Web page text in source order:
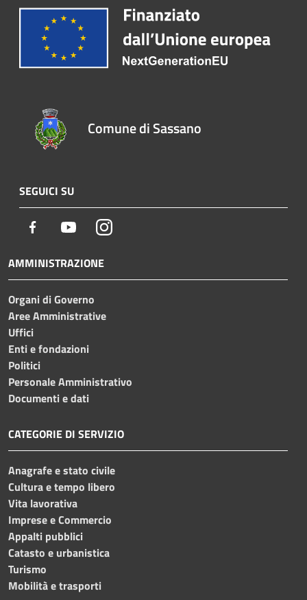
Comune di Sassano
SEGUICI SU
Facebook YoutubeInstagram
AMMINISTRAZIONE
Organi di Governo
Aree Amministrative
Uffici
Enti e fondazioni
Politici
Personale Amministrativo
Documenti e dati
CATEGORIE DI SERVIZIO
Anagrafe e stato civile
Cultura e tempo libero
Vita lavorativa
Imprese e Commercio
Appalti pubblici
Catasto e urbanistica
Turismo
Mobilità e trasporti